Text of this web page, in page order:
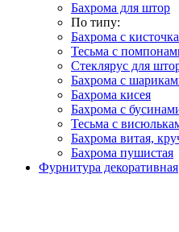
Бахрома для штор
По типу:
Бахрома с
Тесьма с
Стеклярус для
Бахрома с
Бахрома кисея
Бахрома с
Тесьма с
Бахрома витая,
Бахрома пушистая
Фурнитура декоративная